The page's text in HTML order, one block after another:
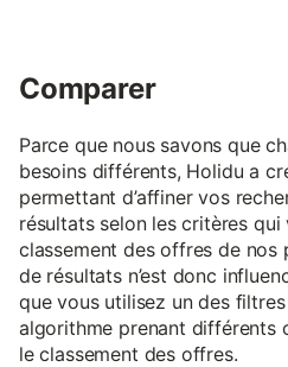
Comparer
Parce que nous savons que
besoins différents, Holidu a
permettant d’affiner vos
résultats selon les critères
classement des offres de nos
de résultats n’est donc
que vous utilisez un des
algorithme prenant différents
le classement des offres.